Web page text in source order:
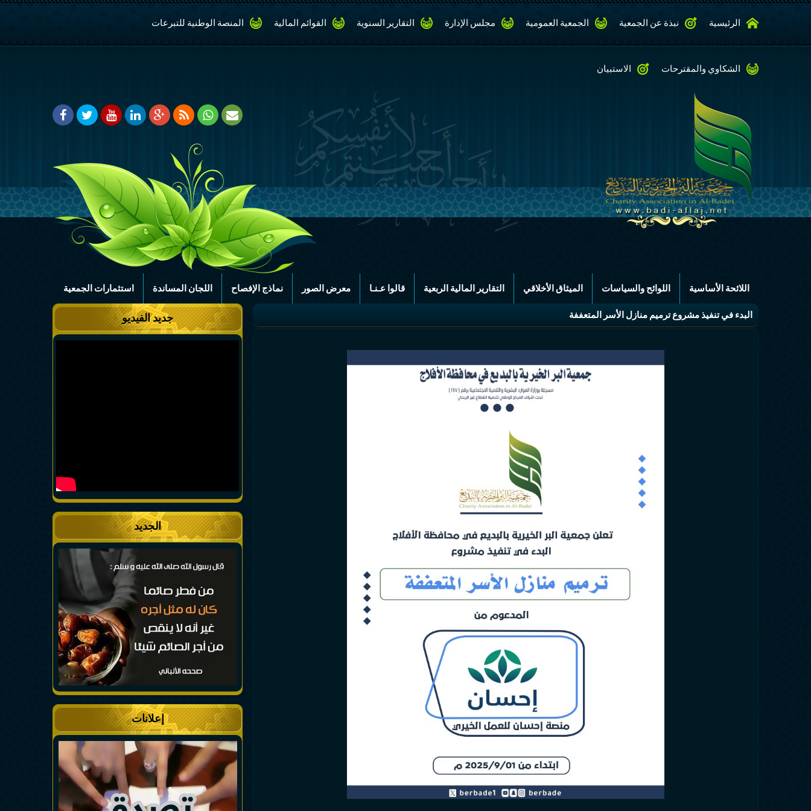
الرئيسية نبذة عن الجمعية الجمعية العمومية مجلس الإدارة التقارير السنوية القوائم المالية المنصة الوطنية للتبرعات
الشكاوي والمقترحات الاستبيان
اللائحة الأساسية اللوائح والسياسات الميثاق الأخلاقي التقارير المالية الربعية قالوا عـنـا معرض الصور نماذج الإفصاح اللجان المساندة استثمارات الجمعية
البدء في تنفيذ مشروع ترميم منازل الأسر المتعففة جديد الفيديو
الجديد
إعلانات